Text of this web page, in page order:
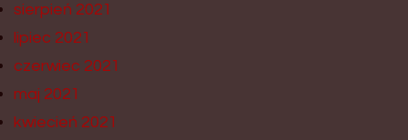
sierpień 2021
lipiec 2021
czerwiec 2021
maj 2021
kwiecień 2021